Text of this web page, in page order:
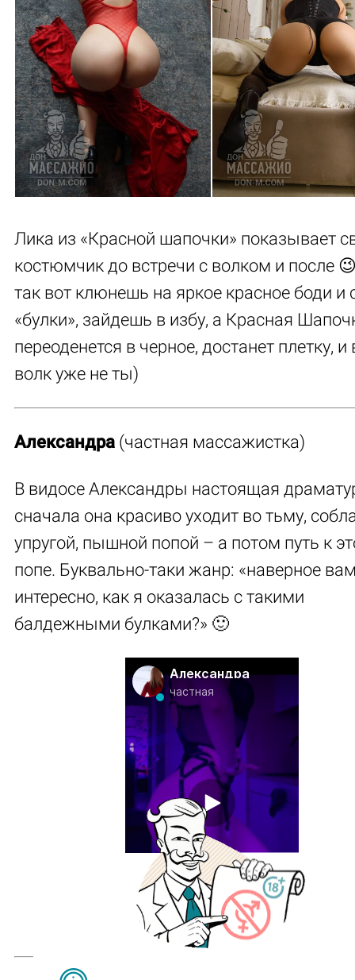
Лика из «Красной шапочки» показывает
костюмчик до встречи с волком и после
так вот клюнешь на яркое красное боди и
«булки», зайдешь в избу, а Красная
переоденется в черное, достанет плетку, и
волк уже не ты)
Александра (частная массажистка)
В видосе Александры настоящая
сначала она красиво уходит во тьму,
упругой, пышной попой – а потом путь к
попе. Буквально-таки жанр: «наверное
интересно, как я оказалась с такими
балдежными булками?» 🙂
1 год назад
Спортивное тело
Александра
частная